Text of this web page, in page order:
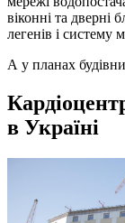
віконні та дверні
легенів і систему
А у планах
в Україні